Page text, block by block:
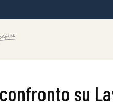
su